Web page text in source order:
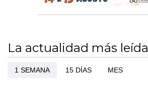
La actualidad más leída
1 SEMANA 15 DÍAS MES